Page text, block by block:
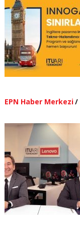
EPN Haber Merkezi/